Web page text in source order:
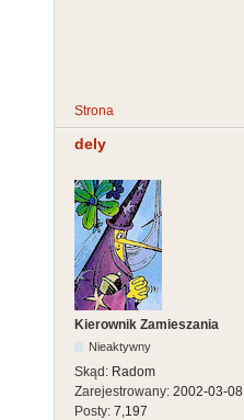
Strona
dely
Kierownik Zamieszania
Nieaktywny
Skąd: Radom
Zarejestrowany: 2002-03-08
Posty: 7,197